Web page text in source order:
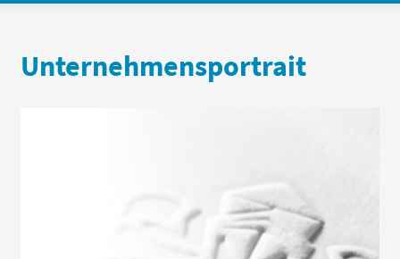
Unternehmensportrait
Asset Management, Investmentbank und
Corporate Banking bieten wir Lösungen für
private und institutionelle Anleger, für